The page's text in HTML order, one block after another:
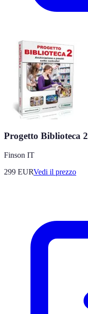
Progetto Biblioteca 2
Finson IT
299 EURVedi il prezzo